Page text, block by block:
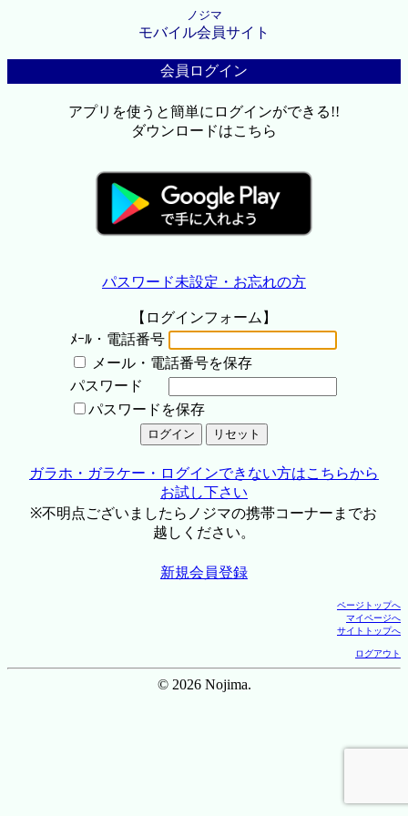
ノジマ
モバイル会員サイト
会員ログイン
アプリを使うと簡単にログインができる!!
ダウンロードはこちら
パスワード未設定・お忘れの方
【ログインフォーム】
ﾒｰﾙ・電話番号
メール・電話番号を保存
パスワード
パスワードを保存
ガラホ・ガラケー・ログインできない方はこちらから
お試し下さい
※不明点ございましたらノジマの携帯コーナーまでお
越しください。
新規会員登録
ページトップへ
マイページへ
サイトトップへ
ログアウト
© 2026 Nojima.